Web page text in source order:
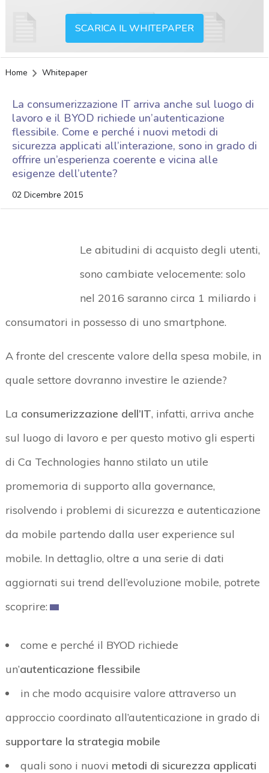
SCARICA IL WHITEPAPER
Home Whitepaper
La consumerizzazione IT arriva anche sul luogo di
lavoro e il BYOD richiede un’autenticazione
flessibile. Come e perché i nuovi metodi di
sicurezza applicati all’interazione, sono in grado di
offrire un’esperienza coerente e vicina alle
esigenze dell’utente?
02 Dicembre 2015
Le abitudini di acquisto degli utenti,
sono cambiate velocemente: solo
nel 2016 saranno circa 1 miliardo i
consumatori in possesso di uno smartphone.
A fronte del crescente valore della spesa mobile, in
quale settore dovranno investire le aziende?
La consumerizzazione dell’IT, infatti, arriva anche
sul luogo di lavoro e per questo motivo gli esperti
di Ca Technologies hanno stilato un utile
promemoria di supporto alla governance,
risolvendo i problemi di sicurezza e autenticazione
da mobile partendo dalla user experience sul
mobile. In dettaglio, oltre a una serie di dati
aggiornati sui trend dell’evoluzione mobile, potrete
scoprire:
come e perché il BYOD richiede
un’autenticazione flessibile
in che modo acquisire valore attraverso un
approccio coordinato all’autenticazione in grado di
supportare la strategia mobile
quali sono i nuovi metodi di sicurezza applicati